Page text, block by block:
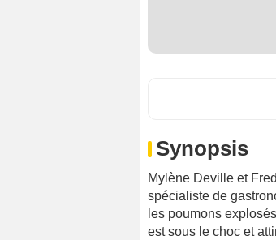
Synopsis
Mylène Deville et
spécialiste de
les poumons
est sous le choc et